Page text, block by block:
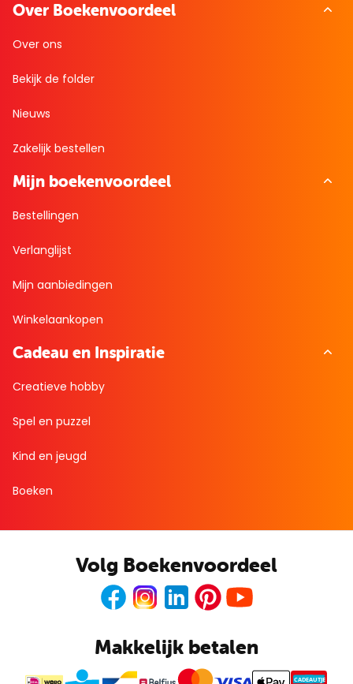
Over Boekenvoordeel
Over ons
Bekijk de folder
Nieuws
Zakelijk bestellen
Mijn boekenvoordeel
Bestellingen
Verlanglijst
Mijn aanbiedingen
Winkelaankopen
Cadeau en Inspiratie
Creatieve hobby
Spel en puzzel
Kind en jeugd
Boeken
Volg Boekenvoordeel
FacebookInstagramLinkedInPinterest
Makkelijk betalen
CADEAUTJE